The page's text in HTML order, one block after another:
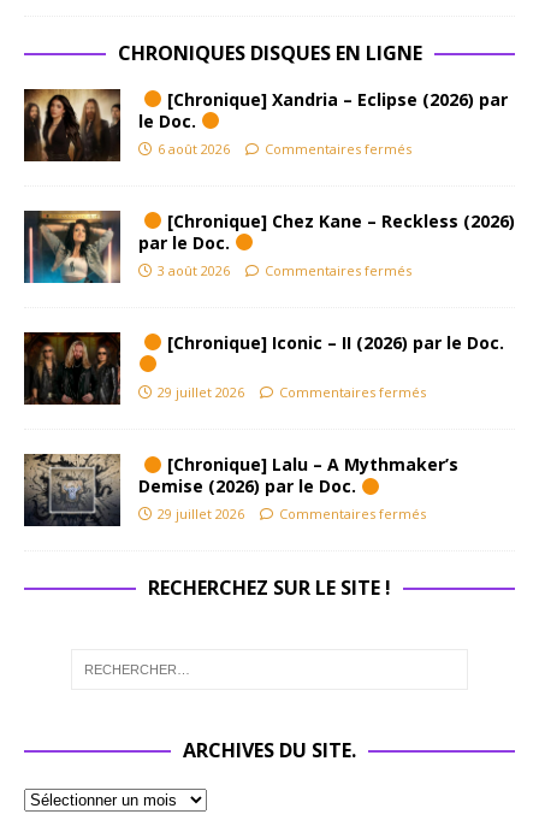
CHRONIQUES DISQUES EN LIGNE
[Chronique] Xandria – Eclipse (2026) par
le Doc.
6 août 2026 Commentaires fermés
[Chronique] Chez Kane – Reckless (2026)
par le Doc.
3 août 2026 Commentaires fermés
[Chronique] Iconic – II (2026) par le Doc.
29 juillet 2026 Commentaires fermés
[Chronique] Lalu – A Mythmaker’s
Demise (2026) par le Doc.
29 juillet 2026 Commentaires fermés
RECHERCHEZ SUR LE SITE !
ARCHIVES DU SITE.